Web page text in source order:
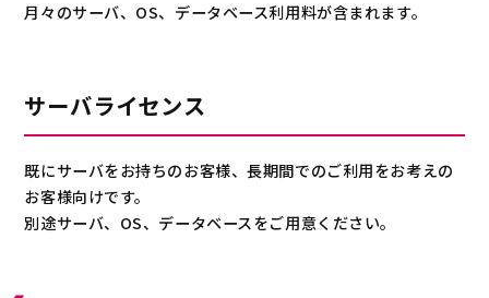
月々のサーバ、OS、データベース利用料が含まれます。
サーバライセンス
既にサーバをお持ちのお客様、長期間でのご利用をお考えの
お客様向けです。
別途サーバ、OS、データベースをご用意ください。